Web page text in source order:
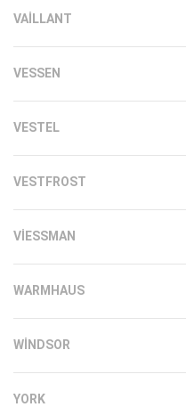
VAILLANT
VESSEN
VESTEL
VESTFROST
VIESSMAN
WARMHAUS
WINDSOR
YORK